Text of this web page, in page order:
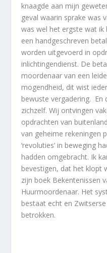
knaagde aan mijn
geval waarin sprake was
was wel het ergste wat
een handgeschreven
worden uitgevoerd in
inlichtingendienst. De
moordenaar van een
mogendheid, dit wist
bewuste vergadering. En
zichzelf. Wij ontvingen
opdrachten van
van geheime rekeningen
‘revoluties’ in beweging
hadden omgebracht. Ik
bevestigen, dat het klopt
zijn boek Bekentenissen
Huurmoordenaar. Het
bestaat echt en
betrokken.